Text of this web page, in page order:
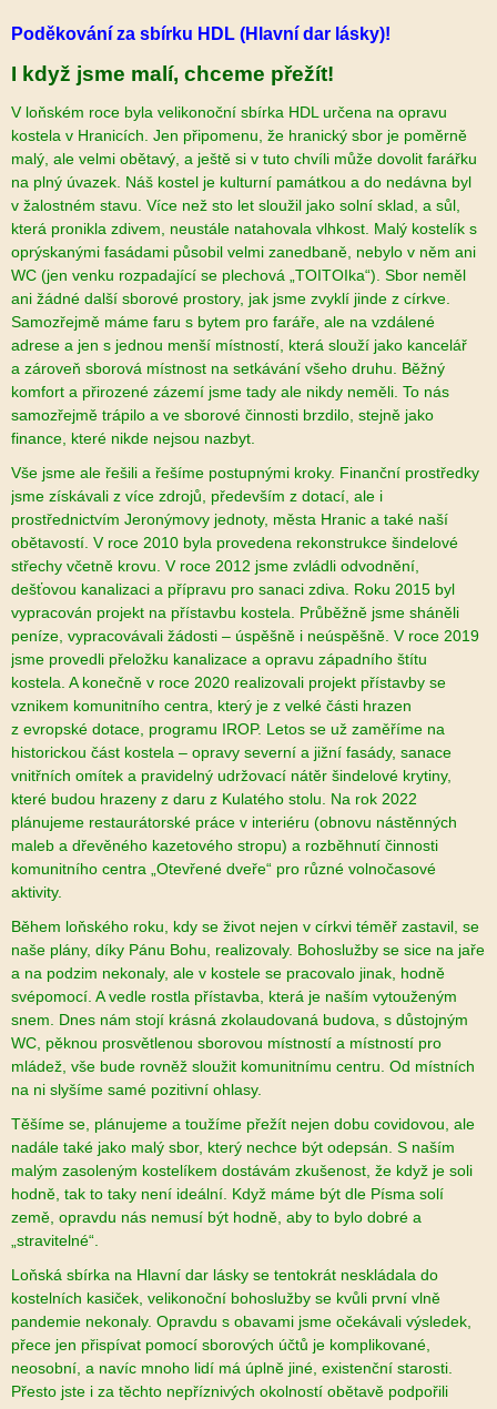
Poděkování za sbírku HDL (Hlavní dar lásky)!
I když jsme malí, chceme přežít!
V loňském roce byla velikonoční sbírka HDL určena na opravu
kostela v Hranicích. Jen připomenu, že hranický sbor je poměrně
malý, ale velmi obětavý, a ještě si v tuto chvíli může dovolit farářku
na plný úvazek. Náš kostel je kulturní památkou a do nedávna byl
v žalostném stavu. Více než sto let sloužil jako solní sklad, a sůl,
která pronikla zdivem, neustále natahovala vlhkost. Malý kostelík s
oprýskanými fasádami působil velmi zanedbaně, nebylo v něm ani
WC (jen venku rozpadající se plechová „TOITOIka“). Sbor neměl
ani žádné další sborové prostory, jak jsme zvyklí jinde z církve.
Samozřejmě máme faru s bytem pro faráře, ale na vzdálené
adrese a jen s jednou menší místností, která slouží jako kancelář
a zároveň sborová místnost na setkávání všeho druhu. Běžný
komfort a přirozené zázemí jsme tady ale nikdy neměli. To nás
samozřejmě trápilo a ve sborové činnosti brzdilo, stejně jako
finance, které nikde nejsou nazbyt.
Vše jsme ale řešili a řešíme postupnými kroky. Finanční prostředky
jsme získávali z více zdrojů, především z dotací, ale i
prostřednictvím Jeronýmovy jednoty, města Hranic a také naší
obětavostí. V roce 2010 byla provedena rekonstrukce šindelové
střechy včetně krovu. V roce 2012 jsme zvládli odvodnění,
dešťovou kanalizaci a přípravu pro sanaci zdiva. Roku 2015 byl
vypracován projekt na přístavbu kostela. Průběžně jsme sháněli
peníze, vypracovávali žádosti – úspěšně i neúspěšně. V roce 2019
jsme provedli přeložku kanalizace a opravu západního štítu
kostela. A konečně v roce 2020 realizovali projekt přístavby se
vznikem komunitního centra, který je z velké části hrazen
z evropské dotace, programu IROP. Letos se už zaměříme na
historickou část kostela – opravy severní a jižní fasády, sanace
vnitřních omítek a pravidelný udržovací nátěr šindelové krytiny,
které budou hrazeny z daru z Kulatého stolu. Na rok 2022
plánujeme restaurátorské práce v interiéru (obnovu nástěnných
maleb a dřevěného kazetového stropu) a rozběhnutí činnosti
komunitního centra „Otevřené dveře“ pro různé volnočasové
aktivity.
Během loňského roku, kdy se život nejen v církvi téměř zastavil, se
naše plány, díky Pánu Bohu, realizovaly. Bohoslužby se sice na jaře
a na podzim nekonaly, ale v kostele se pracovalo jinak, hodně
svépomocí. A vedle rostla přístavba, která je naším vytouženým
snem. Dnes nám stojí krásná zkolaudovaná budova, s důstojným
WC, pěknou prosvětlenou sborovou místností a místností pro
mládež, vše bude rovněž sloužit komunitnímu centru. Od místních
na ni slyšíme samé pozitivní ohlasy.
Těšíme se, plánujeme a toužíme přežít nejen dobu covidovou, ale
nadále také jako malý sbor, který nechce být odepsán. S naším
malým zasoleným kostelíkem dostávám zkušenost, že když je soli
hodně, tak to taky není ideální. Když máme být dle Písma solí
země, opravdu nás nemusí být hodně, aby to bylo dobré a
„stravitelné“.
Loňská sbírka na Hlavní dar lásky se tentokrát neskládala do
kostelních kasiček, velikonoční bohoslužby se kvůli první vlně
pandemie nekonaly. Opravdu s obavami jsme očekávali výsledek,
přece jen přispívat pomocí sborových účtů je komplikované,
neosobní, a navíc mnoho lidí má úplně jiné, existenční starosti.
Přesto jste i za těchto nepříznivých okolností obětavě podpořili